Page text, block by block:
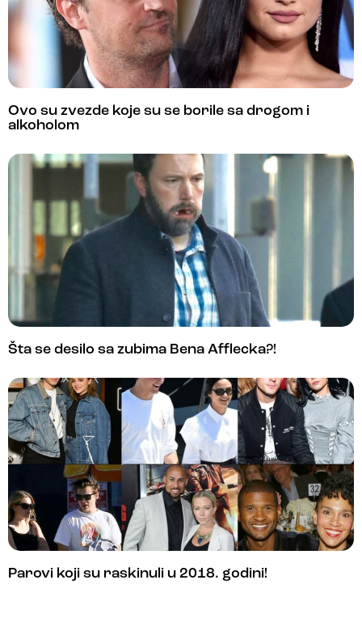
Ovo su zvezde koje su se borile sa drogom i
alkoholom
Šta se desilo sa zubima Bena Afflecka?!
Parovi koji su raskinuli u 2018. godini!